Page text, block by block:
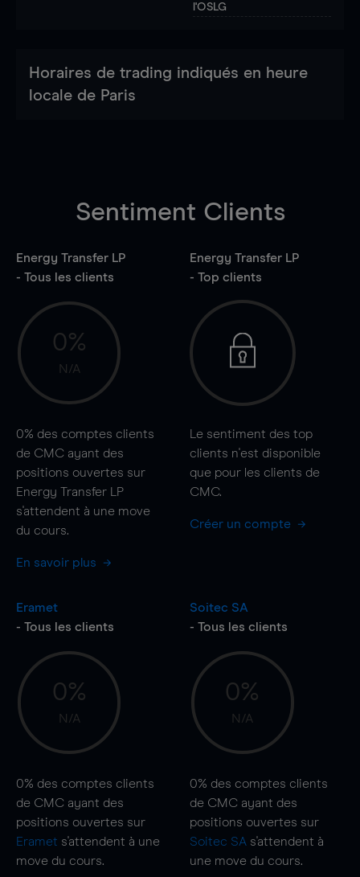
l'OSLG
Horaires de trading indiqués en heure
locale de Paris
Sentiment Clients
Energy Transfer LP
- Tous les clients
0%
N/A
0% des comptes clients
de CMC ayant des
positions ouvertes sur
Energy Transfer LP
s'attendent à une move
du cours.
En savoir plus
Energy Transfer LP
- Top clients
Le sentiment des top
clients n'est disponible
que pour les clients de
CMC.
Créer un compte
Eramet
- Tous les clients
0%
N/A
0% des comptes clients
de CMC ayant des
positions ouvertes sur
Eramet s'attendent à une
move du cours.
Soitec SA
- Tous les clients
0%
N/A
0% des comptes clients
de CMC ayant des
positions ouvertes sur
Soitec SA s'attendent à
une move du cours.